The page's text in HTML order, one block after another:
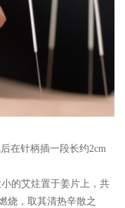
在针柄插一段长约2cm
的艾炷置于姜片上，共
烧，取其清热辛散之